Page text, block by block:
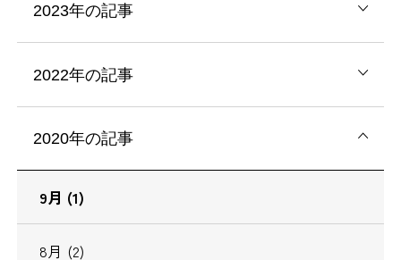
2023年の記事
2022年の記事
2020年の記事
9月 (1)
8月 (2)